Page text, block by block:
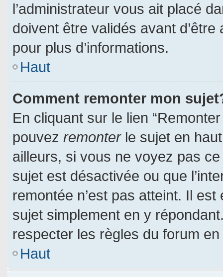
l’administrateur vous ait placé
doivent être validés avant
pour plus d’informations.
Haut
Comment remonter mon
En cliquant sur le lien
pouvez remonterle sujet en
ailleurs, si vous ne voyez pas
sujet est désactivée ou que
remontée n’est pas atteint. Il
sujet simplement en y
respecter les règles du forum
Haut